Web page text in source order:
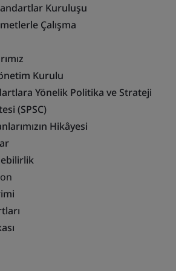
Kuruluşu
Çalışma
Kurulu
Yönelik Politika ve Strateji
(SPSC)
Hikâyesi